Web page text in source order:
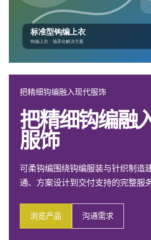
把精细钩编融入现代服饰
把精细钩编融
服饰
可柔钩编围绕钩编服装与针织制造
通、方案设计到交付支持的完整服
浏览产品 沟通需求